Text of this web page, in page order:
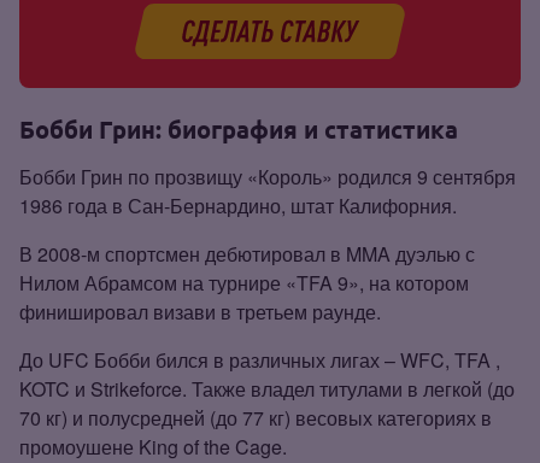
Бобби Грин: биография и статистика
Бобби Грин по прозвищу «Король» родился 9 сентября
1986 года в Сан‑Бернардино, штат Калифорния.
В 2008‑м спортсмен дебютировал в MMA дуэлью с
Нилом Абрамсом на турнире «TFA 9», на котором
финишировал визави в третьем раунде.
До UFC Бобби бился в различных лигах – WFC, TFA ,
KOTC и Strikeforce. Также владел титулами в легкой (до
70 кг) и полусредней (до 77 кг) весовых категориях в
промоушене King of the Cage.